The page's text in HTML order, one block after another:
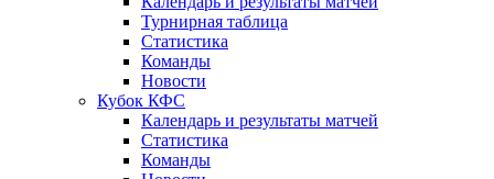
Турнирная таблица
Статистика
Команды
Новости
Кубок КФС
Календарь и результаты матчей
Статистика
Команды